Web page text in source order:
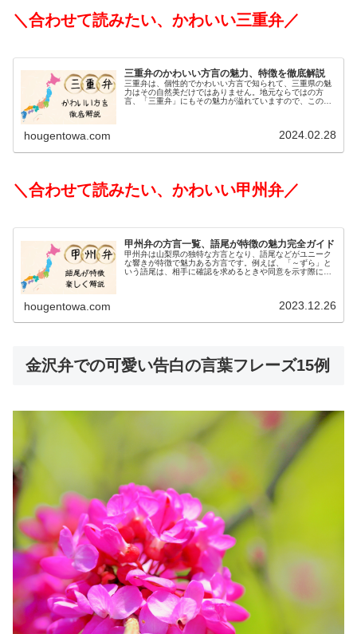
＼合わせて読みたい、かわいい三重弁／
三重弁のかわいい方言の魅力、特徴を徹底解説
三重弁は、個性的でかわいい方言で知られて、三重県の魅
力はその自然美だけではありません。地元ならではの方
言、「三重弁」にもその魅力が溢れていますので、このブ
hougentowa.com 2024.02.28
＼合わせて読みたい、かわいい甲州弁／
甲州弁の方言一覧、語尾が特徴の魅力完全ガイド
甲州弁は山梨県の独特な方言となり、語尾などがユニーク
な響きが特徴で魅力ある方言です。例えば、「～ずら」と
いう語尾は、相手に確認を求めるときや同意を示す際に用
hougentowa.com 2023.12.26
金沢弁での可愛い告白の言葉フレーズ15例